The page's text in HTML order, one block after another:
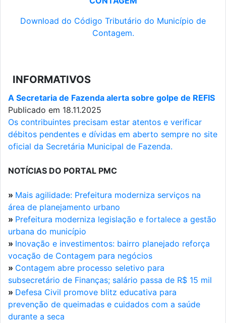
Download do Código Tributário do Município de
Contagem.
INFORMATIVOS
A Secretaria de Fazenda alerta sobre golpe de REFIS
Publicado em 18.11.2025
Os contribuintes precisam estar atentos e verificar
débitos pendentes e dívidas em aberto sempre no site
oficial da Secretária Municipal de Fazenda.
NOTÍCIAS DO PORTAL PMC
» Mais agilidade: Prefeitura moderniza serviços na
área de planejamento urbano
» Prefeitura moderniza legislação e fortalece a gestão
urbana do município
» Inovação e investimentos: bairro planejado reforça
vocação de Contagem para negócios
» Contagem abre processo seletivo para
subsecretário de Finanças; salário passa de R$ 15 mil
» Defesa Civil promove blitz educativa para
prevenção de queimadas e cuidados com a saúde
durante a seca